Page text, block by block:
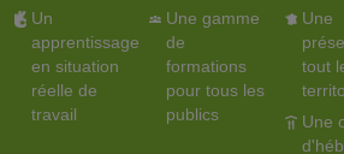
Un
apprentissage
en situation
réelle de
travail
Une gamme
de
formations
pour tous les
publics
Une
tout
Une